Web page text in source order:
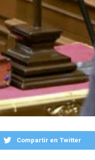
Compartir en Twitter